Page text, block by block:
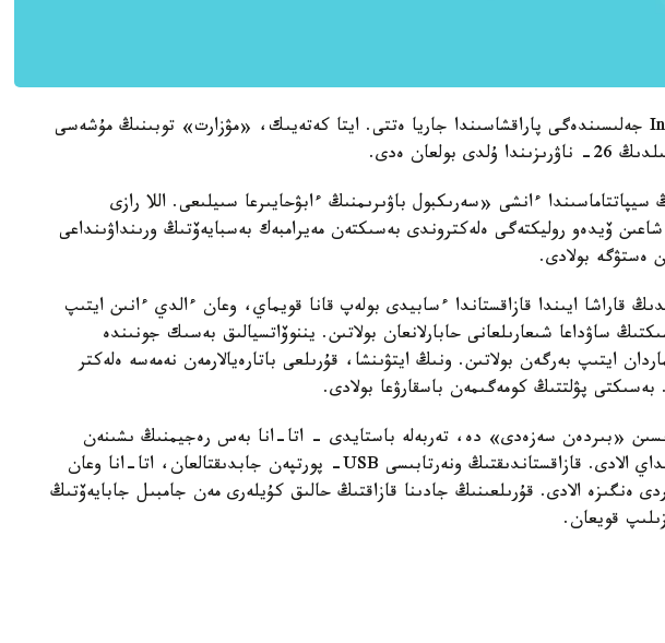
ءانشى بۇل تۋرالى Instagram جەلىسىندەگى پاراقشاسىندا جاريا ەتتى. ايتا كەتەيىك، «مۋزارت» توبىنىڭ مۇشەسى
ەدى.
ءانشى «سەرىكبول باۋىرىمنىڭ ءابۋحايىرعا سىيلىعى. اللا رازى
ۆيدەو روليكتەگى ەلەكتروندى بەسىكتەن مەيرامبەك بەسبايەۆتىڭ ورىنداۋىنداعى
ەستۋگە بولادى.
قاراشا ايىندا قازاقستاندا ءسابيدى بولەپ قانا قويماي، وعان ءالدي ءانىن ايتىپ
ساۋداعا شىعارىلعانى حابارلانعان بولاتىن. يننوۆاتسيالىق بەسىك جونىندە
ايتىپ بەرگەن بولاتىن. ونىڭ ايتۋىنشا، قۇرىلعى باتارەيالارمەن نەمەسە ەلەكتر
پۋلتتىڭ كومەگىمەن باسقارۋعا بولادى.
«بىردەن سەزەدى» دە، تەربەلە باستايدى - اتا-انا بەس رەجيمنىڭ ىشىنەن
تەربەلۋ جيىلىگىن ءوزى تاڭداي الادى. قازاقستاندىقتىڭ ونەرتابىسى USB- پورتپەن جابدىقتالعان، اتا-انا وعان
ەنگىزە الادى. قۇرىلعىنىڭ جادىنا قازاقتىڭ حالىق كۇيلەرى مەن جامبىل جابايەۆتىڭ
قويعان.